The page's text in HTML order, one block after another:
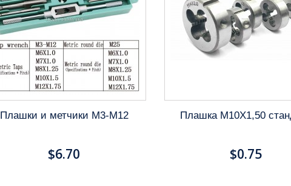
Плашки и метчики M3-M12
$6.70
Плашка M10X1,50
$0.75